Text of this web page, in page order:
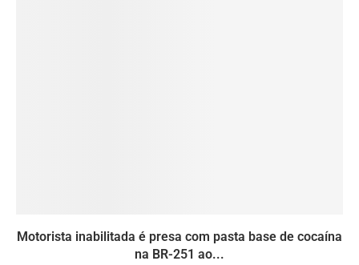
Motorista inabilitada é presa com pasta base de cocaína
na BR-251 ao...